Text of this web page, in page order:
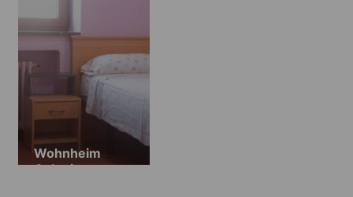
Wohnheim
Colegio